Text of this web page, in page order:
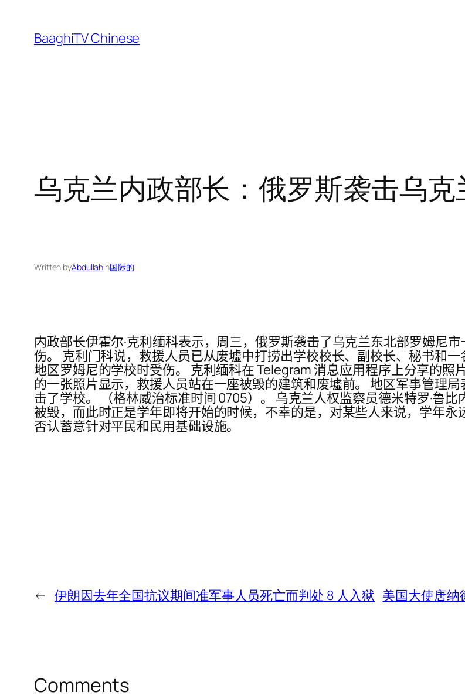
content
BaaghiTV Chinese
乌克兰内政部长：俄罗斯袭击乌
Written byAbdullahin国际的
内政部长伊霍尔·克利缅科表示，周三，俄罗斯袭击了乌克兰东北部罗姆尼
伤。 克利门科说，救援人员已从废墟中打捞出学校校长、副校长、秘书和
地区罗姆尼的学校时受伤。 克利缅科在 Telegram 消息应用程序上分享的
的一张照片显示，救援人员站在一座被毁的建筑和废墟前。 地区军事管理
击了学校。 （格林威治标准时间 0705）。 乌克兰人权监察员德米特罗·鲁
被毁，而此时正是学年即将开始的时候，不幸的是，对某些人来说，学年
否认蓄意针对平民和民用基础设施。
← 伊朗因去年全国抗议期间准军事人员死亡而判处 8 人入狱 美国大使唐纳
Comments